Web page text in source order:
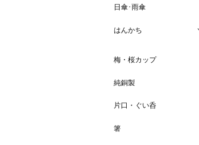
日傘･雨傘
はんかち
梅・桜カップ
純銅製
片口・ぐい呑
箸